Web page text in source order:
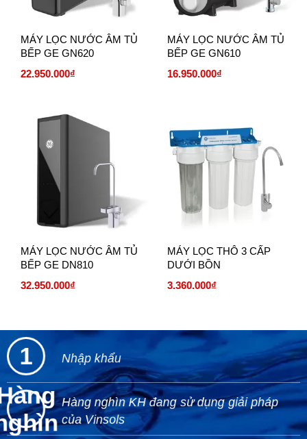
MÁY LỌC NƯỚC ÂM TỦ
BẾP GE GN620
22.950.000₫
MÁY LỌC NƯỚC ÂM TỦ
BẾP GE GN610
16.950.000₫
MÁY LỌC NƯỚC ÂM TỦ
BẾP GE DN810
32.950.000₫
MÁY LỌC THÔ 3 CẤP
DƯỚI BỒN
3.360.000₫
1 Nhập khẩu
Hàng nghìn KH đang sử dụng giải pháp
của Vinsols